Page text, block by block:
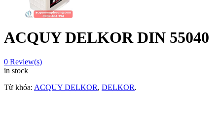
ACQUY DELKOR DIN 55040
0 Review(s)
in stock
Từ khóa: ACQUY DELKOR, DELKOR.